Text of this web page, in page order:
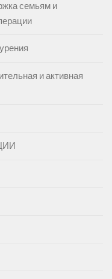
семьям и
и активная